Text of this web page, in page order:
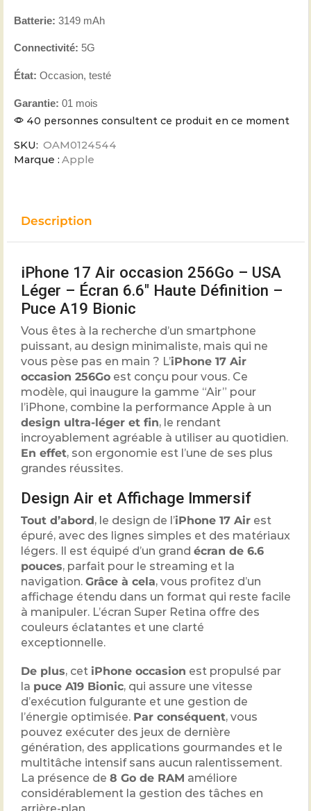
Batterie: 3149 mAh
Connectivité: 5G
État: Occasion, testé
Garantie: 01 mois
40 personnes consultent ce produit en ce moment
SKU: OAM0124544
Marque : Apple
Description
iPhone 17 Air occasion 256Go – USA
Léger – Écran 6.6″ Haute Définition –
Puce A19 Bionic
Vous êtes à la recherche d’un smartphone
puissant, au design minimaliste, mais qui ne
vous pèse pas en main ? L’iPhone 17 Air
occasion 256Go est conçu pour vous. Ce
modèle, qui inaugure la gamme “Air” pour
l’iPhone, combine la performance Apple à un
design ultra-léger et fin, le rendant
incroyablement agréable à utiliser au quotidien.
En effet, son ergonomie est l’une de ses plus
grandes réussites.
Design Air et Affichage Immersif
Tout d’abord , le design de l’iPhone 17 Air est
épuré, avec des lignes simples et des matériaux
légers. Il est équipé d’un grand écran de 6.6
pouces, parfait pour le streaming et la
navigation. Grâce à cela, vous profitez d’un
affichage étendu dans un format qui reste facile
à manipuler. L’écran Super Retina offre des
couleurs éclatantes et une clarté
exceptionnelle.
De plus, cet iPhone occasion est propulsé par
la puce A19 Bionic, qui assure une vitesse
d’exécution fulgurante et une gestion de
l’énergie optimisée. Par conséquent, vous
pouvez exécuter des jeux de dernière
génération, des applications gourmandes et le
multitâche intensif sans aucun ralentissement.
La présence de 8 Go de RAM améliore
considérablement la gestion des tâches en